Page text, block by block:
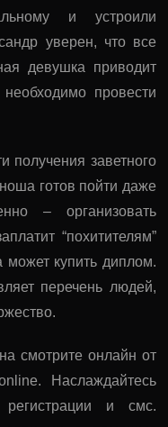
и устроили
уверен, что все
девушка приводит
провести
получения заветного
готов пойти даже
– организовать
“похитителям”
может купить диплом.
перечень людей,
смотрите онлайн от
Наслаждайтесь
и смс.